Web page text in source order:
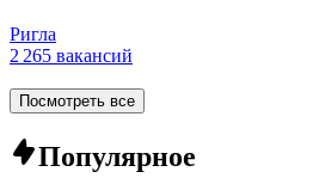
Ригла
2 265 вакансий
Посмотреть все
Популярное